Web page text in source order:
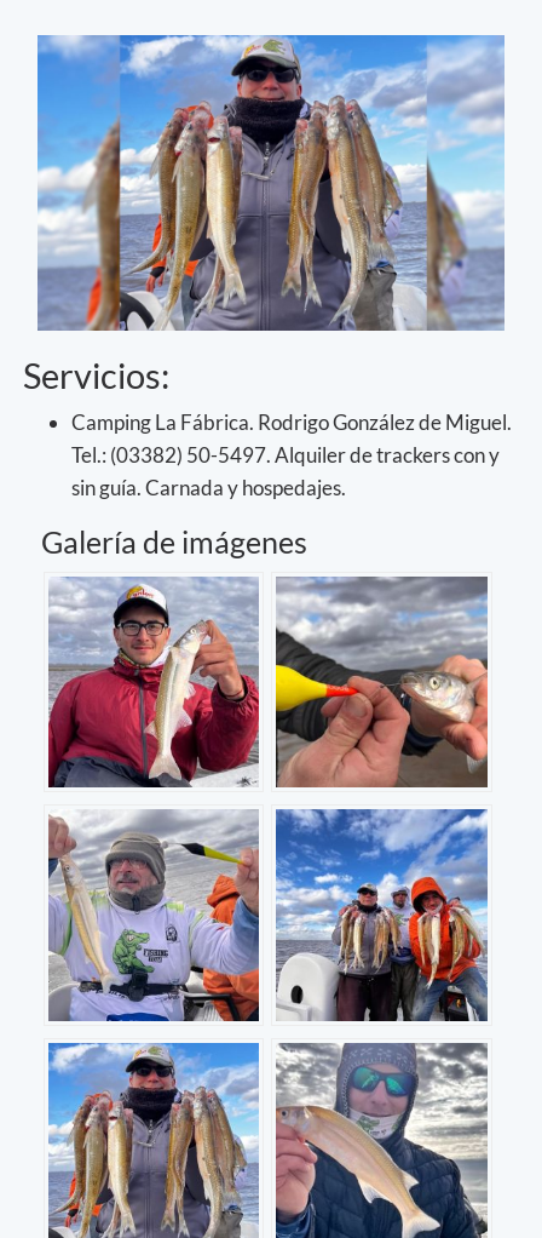
Servicios:
Camping La Fábrica. Rodrigo González de Miguel.
Tel.: (03382) 50-5497. Alquiler de trackers con y
sin guía. Carnada y hospedajes.
Galería de imágenes